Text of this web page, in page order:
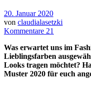
20. Januar 2020
von claudialasetzki
Kommentare 21
Was erwartet uns im
Lieblingsfarben
Looks tragen möchtet?
Muster 2020 für euch